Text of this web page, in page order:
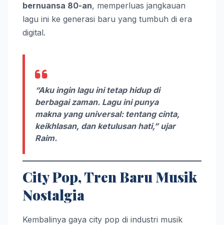
bernuansa 80-an, memperluas jangkauan
lagu ini ke generasi baru yang tumbuh di era
digital.
“Aku ingin lagu ini tetap hidup di
berbagai zaman. Lagu ini punya
makna yang universal: tentang cinta,
keikhlasan, dan ketulusan hati,” ujar
Raim.
City Pop, Tren Baru Musik
Nostalgia
Kembalinya gaya city pop di industri musik